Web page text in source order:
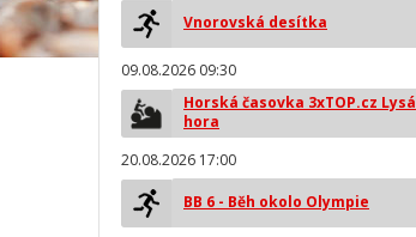
Vnorovská desítka
09.08.2026 09:30
Horská časovka 3xTOP.cz Lysá
hora
20.08.2026 17:00
BB 6 - Běh okolo Olympie